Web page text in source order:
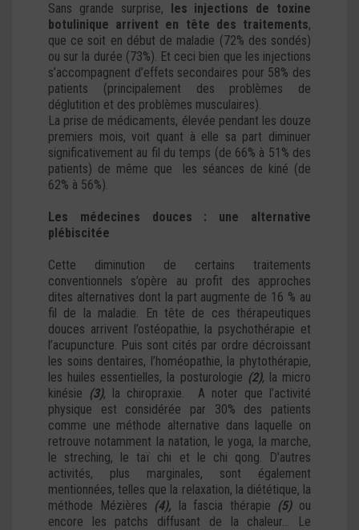
Sans grande surprise, les injections de toxine
botulinique arrivent en tête des traitements,
que ce soit en début de maladie (72% des sondés)
ou sur la durée (73%). Et ceci bien que les injections
s’accompagnent d’effets secondaires pour 58% des
patients (principalement des problèmes de
déglutition et des problèmes musculaires).
La prise de médicaments, élevée pendant les douze
premiers mois, voit quant à elle sa part diminuer
significativement au fil du temps (de 66% à 51% des
patients) de même que les séances de kiné (de
62% à 56%).
Les médecines douces : une alternative
plébiscitée
Cette diminution de certains traitements
conventionnels s’opère au profit des approches
dites alternatives dont la part augmente de 16 % au
fil de la maladie. En tête de ces thérapeutiques
douces arrivent l’ostéopathie, la psychothérapie et
l’acupuncture. Puis sont cités par ordre décroissant
les soins dentaires, l’homéopathie, la phytothérapie,
les huiles essentielles, la posturologie (2), la micro
kinésie (3), la chiropraxie. A noter que l’activité
physique est considérée par 30% des patients
comme une méthode alternative dans laquelle on
retrouve notamment la natation, le yoga, la marche,
le streching, le taï chi et le chi qong. D’autres
activités, plus marginales, sont également
mentionnées, telles que la relaxation, la diététique, la
méthode Mézières (4), la fascia thérapie (5) ou
encore les patchs diffusant de la chaleur… Le